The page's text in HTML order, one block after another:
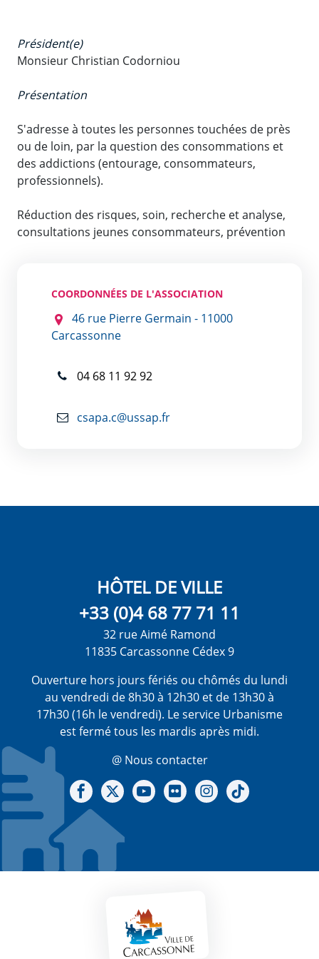
Président(e)
Monsieur Christian Codorniou
Présentation
S'adresse à toutes les personnes touchées de près
ou de loin, par la question des consommations et
des addictions (entourage, consommateurs,
professionnels).
Réduction des risques, soin, recherche et analyse,
consultations jeunes consommateurs, prévention
COORDONNÉES DE L'ASSOCIATION
46 rue Pierre Germain - 11000
Carcassonne
04 68 11 92 92
csapa.c@ussap.fr
HÔTEL DE VILLE
+33 (0)4 68 77 71 11
32 rue Aimé Ramond
11835 Carcassonne Cédex 9
Ouverture hors jours fériés ou chômés du lundi
au vendredi de 8h30 à 12h30 et de 13h30 à
17h30 (16h le vendredi). Le service Urbanisme
est fermé tous les mardis après midi.
@ Nous contacter
Notre Facebook
Notre X - (twitter)
Notre chaine Youtube
Notre Gallerie sur Flickr
Notre Instagram
Mentions légales